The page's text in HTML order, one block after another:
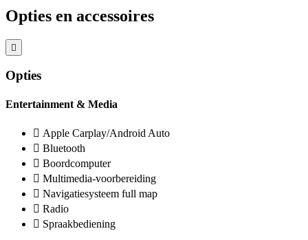
Opties en accessoires
Opties
Entertainment & Media
Apple Carplay/Android Auto
Bluetooth
Boordcomputer
Multimedia-voorbereiding
Navigatiesysteem full map
Radio
Spraakbediening